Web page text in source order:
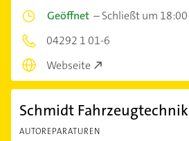
Geöffnet –Schließt um 18:00
04292 1 01-6
Webseite
Schmidt Fahrzeugtechnik
AUTOREPARATUREN